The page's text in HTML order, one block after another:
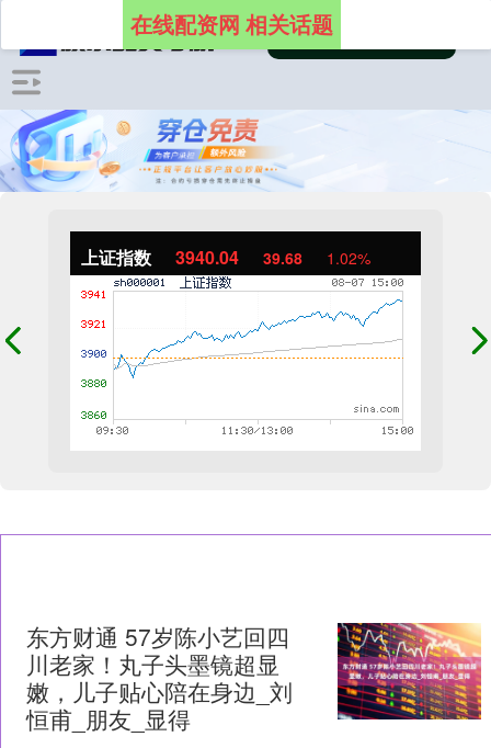
上证指数 3940.04 39.68 1.02%
在线配资网 相关话题
东方财通 57岁陈小艺回四
川老家！丸子头墨镜超显
嫩，儿子贴心陪在身边_刘
恒甫_朋友_显得